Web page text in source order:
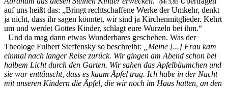
(Mt 3,8f)
auf uns heißt das: „Bringt rechtschaffene Werke der Umkehr, denkt
ja nicht, dass ihr sagen könntet, wir sind ja Kirchenmitglieder. Kehrt
um und werdet Gottes Kinder, schlagt eure Wurzeln bei ihm.“
Und da mag dann etwas Wunderbares geschehen. Was der
Theologe Fulbert Steffensky so beschreibt:
„Meine [...] Frau kam
einmal nach langer Reise zurück. Wir gingen am Abend schon bei
halbem Licht durch den Garten. Wir sahen das Apfelbäumchen und
sie war enttäuscht, dass es kaum Äpfel trug. Ich habe in der Nacht
mit unseren Kindern die Äpfel, die wir noch im Haus hatten, an den